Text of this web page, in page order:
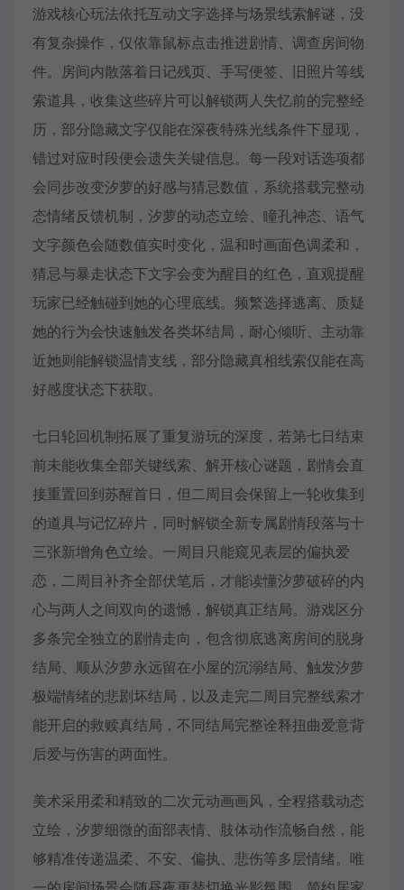
游戏核心玩法依托互动文字选择与场景线索解谜，没
有复杂操作，仅依靠鼠标点击推进剧情、调查房间物
件。房间内散落着日记残页、手写便签、旧照片等线
索道具，收集这些碎片可以解锁两人失忆前的完整经
历，部分隐藏文字仅能在深夜特殊光线条件下显现，
错过对应时段便会遗失关键信息。每一段对话选项都
会同步改变汐萝的好感与猜忌数值，系统搭载完整动
态情绪反馈机制，汐萝的动态立绘、瞳孔神态、语气
文字颜色会随数值实时变化，温和时画面色调柔和，
猜忌与暴走状态下文字会变为醒目的红色，直观提醒
玩家已经触碰到她的心理底线。频繁选择逃离、质疑
她的行为会快速触发各类坏结局，耐心倾听、主动靠
近她则能解锁温情支线，部分隐藏真相线索仅能在高
好感度状态下获取。
七日轮回机制拓展了重复游玩的深度，若第七日结束
前未能收集全部关键线索、解开核心谜题，剧情会直
接重置回到苏醒首日，但二周目会保留上一轮收集到
的道具与记忆碎片，同时解锁全新专属剧情段落与十
三张新增角色立绘。一周目只能窥见表层的偏执爱
恋，二周目补齐全部伏笔后，才能读懂汐萝破碎的内
心与两人之间双向的遗憾，解锁真正结局。游戏区分
多条完全独立的剧情走向，包含彻底逃离房间的脱身
结局、顺从汐萝永远留在小屋的沉溺结局、触发汐萝
极端情绪的悲剧坏结局，以及走完二周目完整线索才
能开启的救赎真结局，不同结局完整诠释扭曲爱意背
后爱与伤害的两面性。
美术采用柔和精致的二次元动画画风，全程搭载动态
立绘，汐萝细微的面部表情、肢体动作流畅自然，能
够精准传递温柔、不安、偏执、悲伤等多层情绪。唯